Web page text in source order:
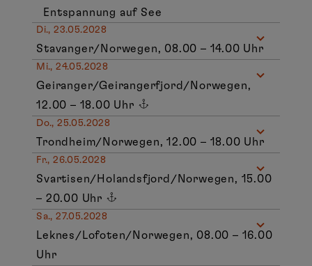
Entspannung auf See
Di., 23.05.2028
Stavanger/Norwegen, 08.00 – 14.00 Uhr
Mi., 24.05.2028
Geiranger/Geirangerfjord/Norwegen,
12.00 – 18.00 Uhr
Do., 25.05.2028
Trondheim/Norwegen, 12.00 – 18.00 Uhr
Fr., 26.05.2028
Svartisen/Holandsfjord/Norwegen, 15.00
– 20.00 Uhr
Sa., 27.05.2028
Leknes/Lofoten/Norwegen, 08.00 – 16.00
Uhr